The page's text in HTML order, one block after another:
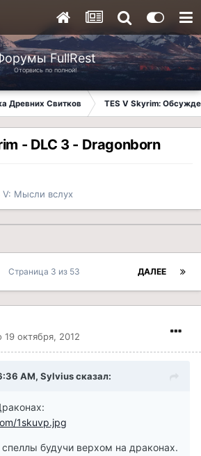
FullRest
Оторвись по полной!
Древних Свитков TES V Skyrim:
- DLC 3 - Dragonborn
V: Мысли вслух
ДАЛЕЕ
Страница 3 из 53
19 октября, 2012
AM, Sylvius сказал:
1skuvp.jpg
спеллы будучи верхом на драконах.